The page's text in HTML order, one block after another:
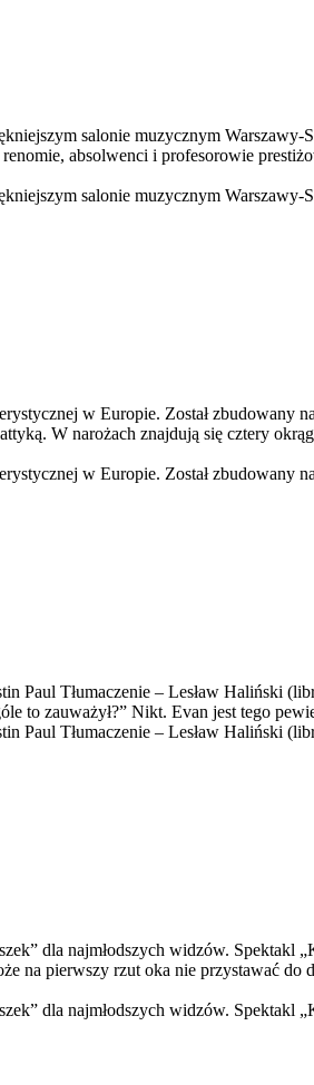
salonie muzycznym
absolwenci i profesorowie
salonie muzycznym
w Europie. Został zbudowany
W narożach znajdują się cztery
w Europie. Został zbudowany
Paul Tłumaczenie – Lesław Haliński
to zauważył?” Nikt. Evan jest tego
Paul Tłumaczenie – Lesław Haliński
dla najmłodszych widzów. Spektakl
na pierwszy rzut oka nie przystawać
dla najmłodszych widzów. Spektakl